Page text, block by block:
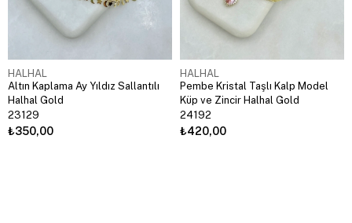
HALHAL
Altın Kaplama Ay Yıldız Sallantılı
Halhal Gold
23129
₺350,00
HALHAL
Pembe Kristal Taşlı Kalp Model
Küp ve Zincir Halhal Gold
24192
₺420,00